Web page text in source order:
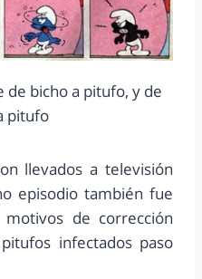
de bicho a pitufo, y de
pitufo
llevados a televisión
episodio también fue
de corrección
infectados paso